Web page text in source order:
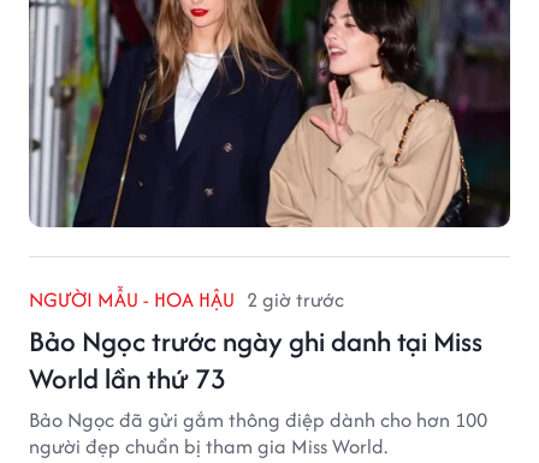
NGƯỜI MẪU - HOA HẬU 2 giờ trước
Bảo Ngọc trước ngày ghi danh tại Miss
World lần thứ 73
Bảo Ngọc đã gửi gắm thông điệp dành cho hơn 100
người đẹp chuẩn bị tham gia Miss World.